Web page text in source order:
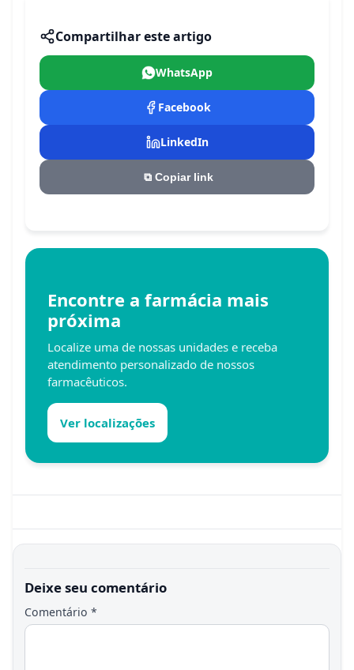
Compartilhar este artigo
WhatsApp
Facebook
LinkedIn
⧉ Copiar link
Encontre a farmácia mais
próxima
Localize uma de nossas unidades e receba
atendimento personalizado de nossos
farmacêuticos.
Ver localizações
Deixe seu comentário
Comentário *